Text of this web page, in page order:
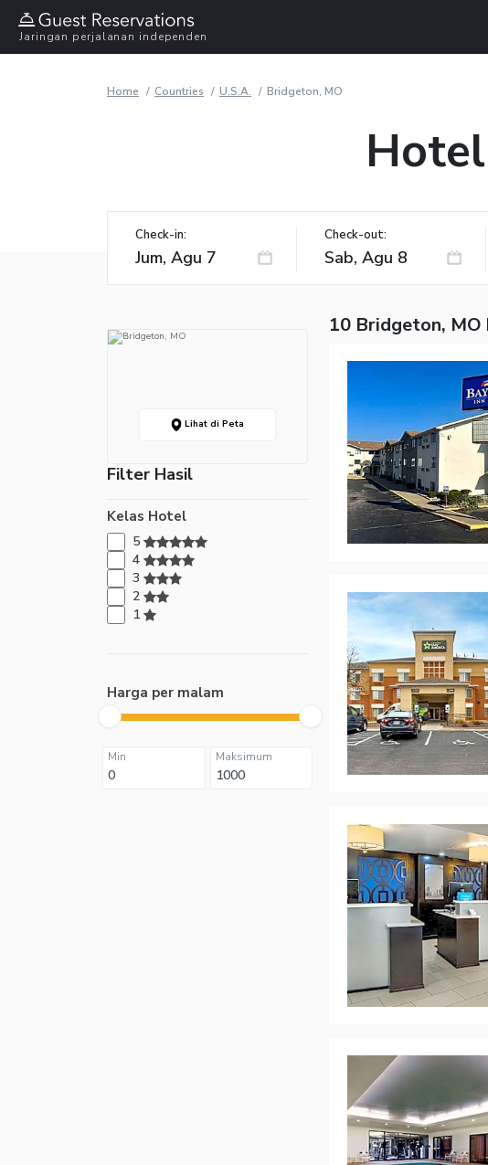
Jaringan perjalanan independen
Home Countries U.S.A. Bridgeton, MO
Check-in: Check-out:
Lihat di Peta
Filter Hasil
Kelas Hotel
5
4
3
2
1
Harga per malam
Min Maksimum
10 Bridgeton,